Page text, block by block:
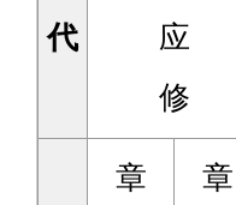
代
应
修
章
章